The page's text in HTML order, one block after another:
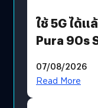
ใช้ 5G ได้แ
Pura 90s
07/08/2026
Read More